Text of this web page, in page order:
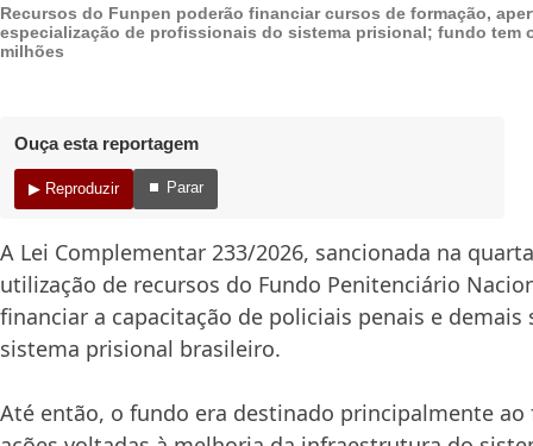
Recursos do Funpen poderão financiar cursos de formação,
especialização de profissionais do sistema prisional; fundo tem
milhões
Ouça esta reportagem
▶ Reproduzir ⏹ Parar
A Lei Complementar 233/2026, sancionada na
utilização de recursos do Fundo Penitenciário
financiar a capacitação de policiais penais e demais
sistema prisional brasileiro.
Até então, o fundo era destinado principalmente